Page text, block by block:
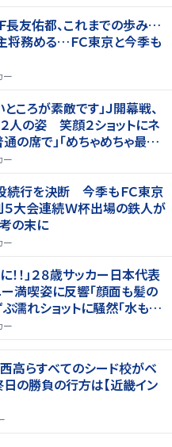
長友佑都、これまでの歩み…
将務める…ＦＣ東京と今季も
ー
ころが素敵です」Ｊ開幕戦、
人の姿 笑顔２ショットにネ
通の席で」「めちゃめちゃ最上
ー
続行を決断 今季もＦＣ東京
５大会連続Ｗ杯出場の鉄人が
の末に
ー
！！」２８歳サッカー日本代表
満喫姿に反響「顔面も髪の
濡れショットに騒然「水も滴
ー
高らすべてのシード校がベ
の勝負の行方は【近畿イン